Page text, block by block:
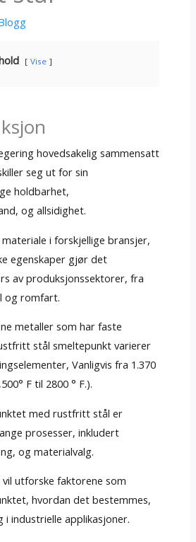
Vise
hovedsakelig sammensatt
seg ut for sin
holdbarhet,
og allsidighet.
i forskjellige bransjer,
egenskaper gjør det
av produksjonssektorer, fra
og romfart.
metaller som har faste
stål smeltepunkt varierer
Vanligvis fra 1.370
F til 2800 ° F.).
med rustfritt stål er
prosesser, inkludert
og materialvalg.
vil utforske faktorene som
hvordan det bestemmes,
industrielle applikasjoner.